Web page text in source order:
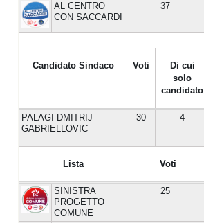
AL CENTRO
CON SACCARDI
37
Candidato Sindaco Voti
Di cui
solo
candidato
PALAGI DMITRIJ
GABRIELLOVIC
30 4
Lista Voti
SINISTRA
PROGETTO
COMUNE
25